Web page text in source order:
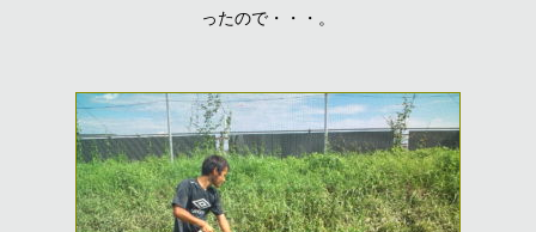
ったので・・・。